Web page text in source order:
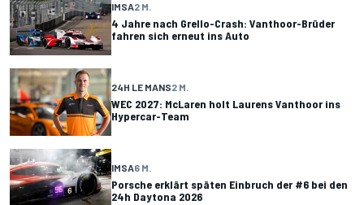
IMSA2 M.
4 Jahre nach Grello-Crash: Vanthoor-Brüder
fahren sich erneut ins Auto
24H LE MANS2 M.
WEC 2027: McLaren holt Laurens Vanthoor ins
Hypercar-Team
IMSA6 M.
Porsche erklärt späten Einbruch der #6 bei den
24h Daytona 2026